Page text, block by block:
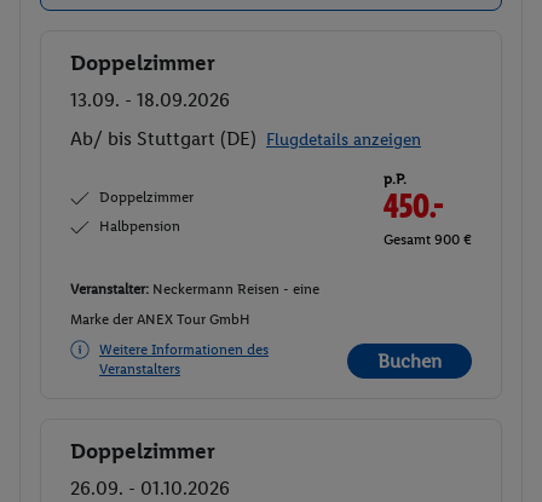
Buchen
Doppelzimmer
13.09. - 18.09.2026
Ab/ bis Stuttgart (DE) Flugdetails anzeigen
Doppelzimmer
Halbpension
p.P.
450.-
Gesamt 900 €
Veranstalter: Neckermann Reisen - eine
Marke der ANEX Tour GmbH
Weitere Informationen des
Veranstalters
Buchen
Buchen
Doppelzimmer
26.09. - 01.10.2026